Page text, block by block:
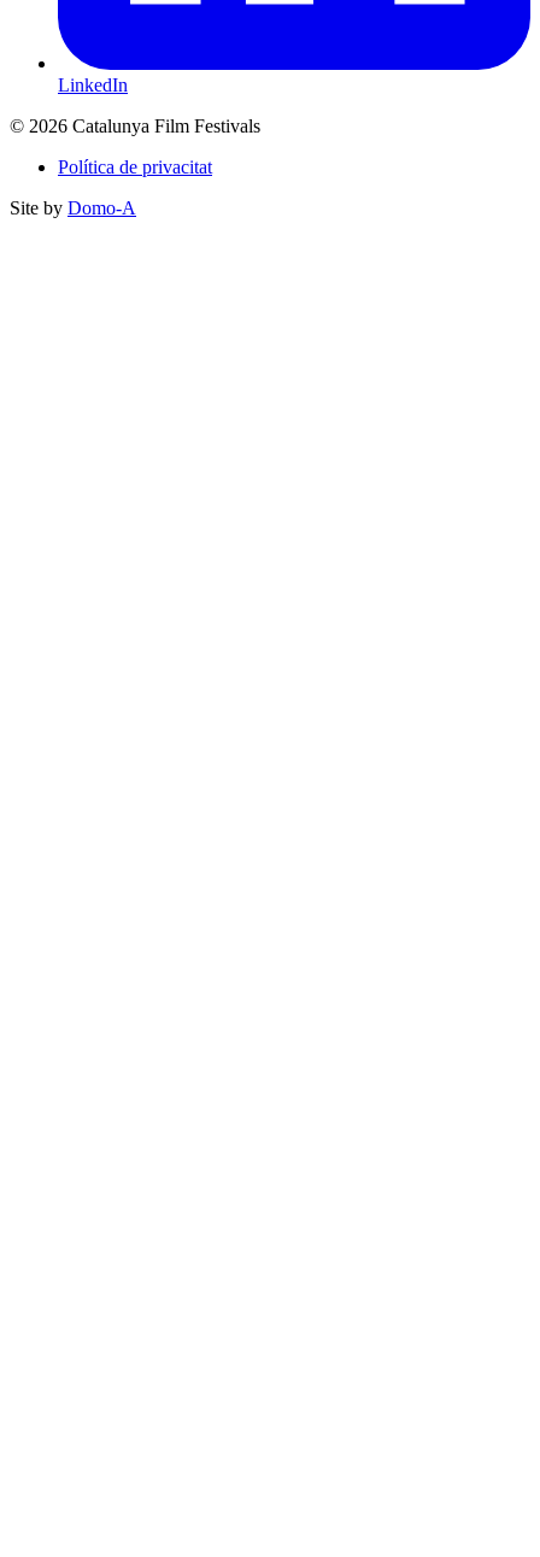
LinkedIn
© 2026 Catalunya Film Festivals
Política de privacitat
Site by Domo-A